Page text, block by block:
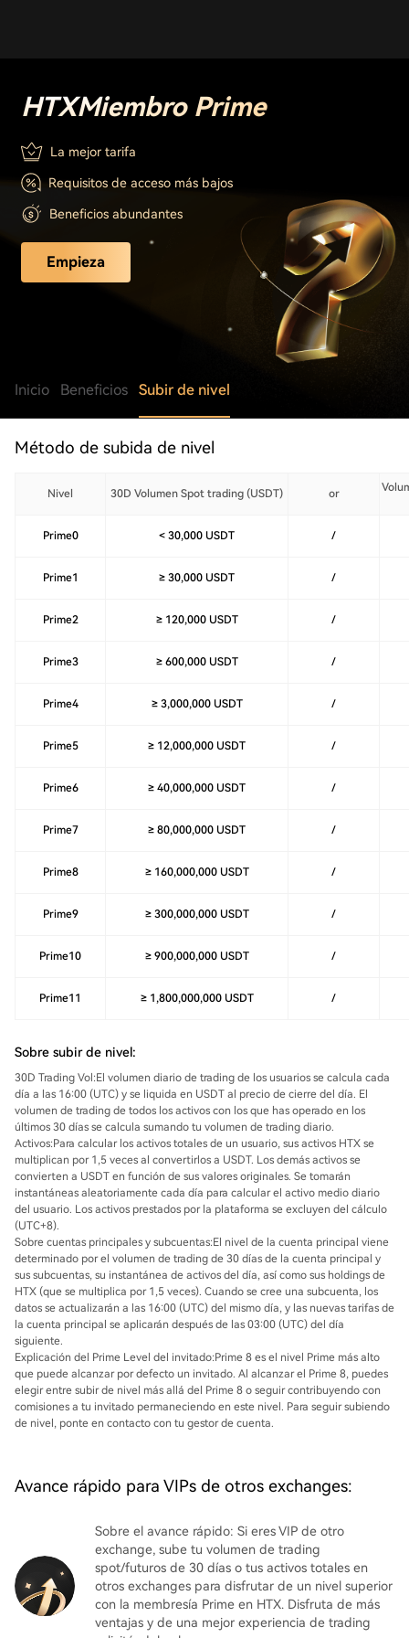
HTXMiembro Prime
La mejor tarifa
Requisitos de acceso más bajos
Beneficios abundantes
Empieza
Inicio Beneficios Subir de nivel
Método de subida de nivel
Nivel 30D Volumen Spot trading (USDT) or
Prime0 < 30,000 USDT /
Prime1 ≥ 30,000 USDT /
Prime2 ≥ 120,000 USDT /
Prime3 ≥ 600,000 USDT /
Prime4 ≥ 3,000,000 USDT /
Prime5 ≥ 12,000,000 USDT /
Prime6 ≥ 40,000,000 USDT /
Prime7 ≥ 80,000,000 USDT /
Prime8 ≥ 160,000,000 USDT /
Prime9 ≥ 300,000,000 USDT /
Prime10 ≥ 900,000,000 USDT /
Prime11 ≥ 1,800,000,000 USDT /
Sobre subir de nivel:
30D Trading Vol:El volumen diario de trading de los usuarios se calcula cada
día a las 16:00 (UTC) y se liquida en USDT al precio de cierre del día. El
volumen de trading de todos los activos con los que has operado en los
últimos 30 días se calcula sumando tu volumen de trading diario.
Activos:Para calcular los activos totales de un usuario, sus activos HTX se
multiplican por 1,5 veces al convertirlos a USDT. Los demás activos se
convierten a USDT en función de sus valores originales. Se tomarán
instantáneas aleatoriamente cada día para calcular el activo medio diario
del usuario. Los activos prestados por la plataforma se excluyen del cálculo
(UTC+8).
Sobre cuentas principales y subcuentas:El nivel de la cuenta principal viene
determinado por el volumen de trading de 30 días de la cuenta principal y
sus subcuentas, su instantánea de activos del día, así como sus holdings de
HTX (que se multiplica por 1,5 veces). Cuando se cree una subcuenta, los
datos se actualizarán a las 16:00 (UTC) del mismo día, y las nuevas tarifas de
la cuenta principal se aplicarán después de las 03:00 (UTC) del día
siguiente.
Explicación del Prime Level del invitado:Prime 8 es el nivel Prime más alto
que puede alcanzar por defecto un invitado. Al alcanzar el Prime 8, puedes
elegir entre subir de nivel más allá del Prime 8 o seguir contribuyendo con
comisiones a tu invitado permaneciendo en este nivel. Para seguir subiendo
de nivel, ponte en contacto con tu gestor de cuenta.
Avance rápido para VIPs de otros exchanges:
Sobre el avance rápido: Si eres VIP de otro
exchange, sube tu volumen de trading
spot/futuros de 30 días o tus activos totales en
otros exchanges para disfrutar de un nivel superior
con la membresía Prime en HTX. Disfruta de más
ventajas y de una mejor experiencia de trading